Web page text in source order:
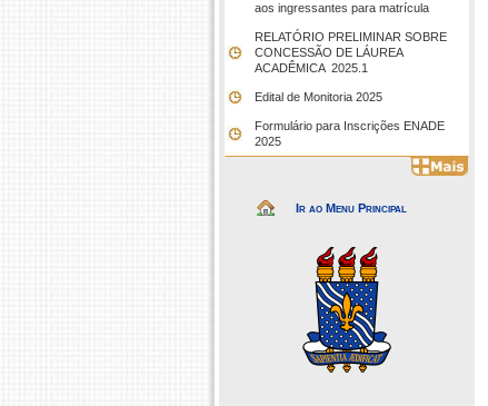
aos ingressantes para matrícula
RELATÓRIO PRELIMINAR SOBRE
CONCESSÃO DE LÁUREA
ACADÊMICA  2025.1
Edital de Monitoria 2025
Formulário para Inscrições ENADE
2025
Ir ao Menu Principal